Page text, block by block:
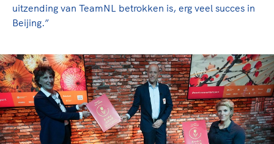
uitzending van TeamNL betrokken is, erg veel succes in
Beijing.”